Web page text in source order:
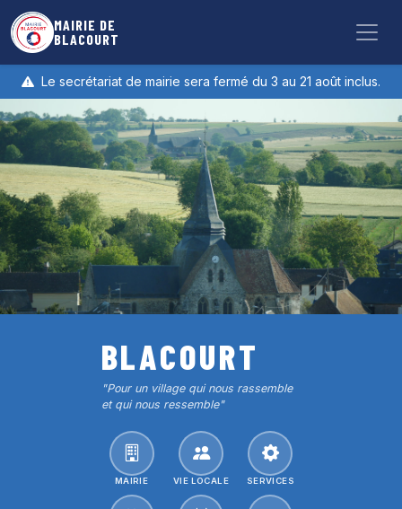
Aller au contenu principal
MAIRIE DE
BLACOURT
Le secrétariat de mairie sera fermé du 3 au 21 août inclus.
BLACOURT
"Pour un village qui nous rassemble
et qui nous ressemble"
MAIRIE VIE LOCALE SERVICES